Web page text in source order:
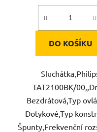
DO KOŠÍKU
TAT2100BK/
Bezdrátová,Typ
Dotykové,Typ
Špunty,Frekvenční